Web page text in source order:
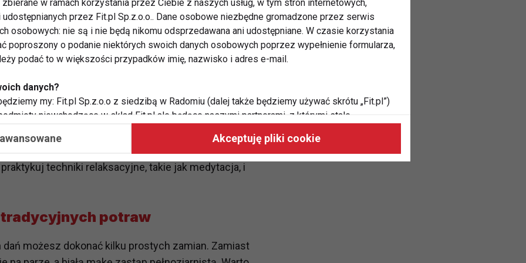
się go przestrzegać, nawet jeśli będziesz
regularnej aktywności jest kluczowe dla
z przygotowaniami może wpływać negatywnie na
techniki relaksacyjne, takie jak medytacja, i
potraw
możesz dokonać kilku prostych zamian. Zamiast
w ramach korzystania przez Ciebie z naszych usług, w tym stron internetowych,
przez Fit.pl Sp.z.o.o.. Dane osobowe niezbędne gromadzone przez serwis
osobowych: nie są i nie będą nikomu odsprzedawana ani udostępniane. W czasie korzystania
poproszony o podanie niektórych swoich danych osobowych poprzez wypełnienie formularza,
podać to w większości przypadków imię, nazwisko i adres e-mail.
danych?
my: Fit.pl Sp.z.o.o z siedzibą w Radomiu (dalej także będziemy używać skrótu „Fit.pl”)
niewchodzące w skład Fit.pl ale będące naszymi partnerami, z którymi stale
dane?
usług, w tym aby wykryć ewentualne boty, oszustwa czy nadużycia,
do Twoich potrzeb i zainteresowań,
nam udoskonalać nasze usługi i sprawić, że będą maksymalnie odpowiadać Twoim
Akceptuję pliki cookie